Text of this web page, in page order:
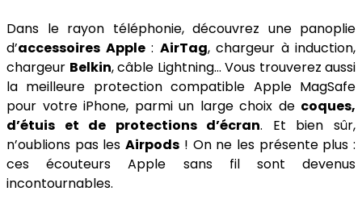
Dans le rayon téléphonie, découvrez une panoplie
d’accessoires Apple: AirTag, chargeur à induction,
chargeur Belkin, câble Lightning… Vous trouverez aussi
la meilleure protection compatible Apple MagSafe
pour votre iPhone, parmi un large choix de coques,
d’étuis et de protections d’écran. Et bien sûr,
n’oublions pas lesAirpods ! On ne les présente plus :
ces écouteurs Apple sans fil sont devenus
incontournables.